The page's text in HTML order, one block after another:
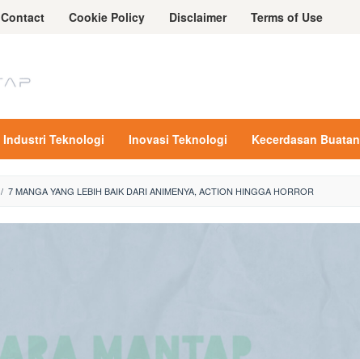
Contact Cookie Policy Disclaimer Terms of Use
Industri Teknologi Inovasi Teknologi Kecerdasan Buatan
/ 7 MANGA YANG LEBIH BAIK DARI ANIMENYA, ACTION HINGGA HORROR